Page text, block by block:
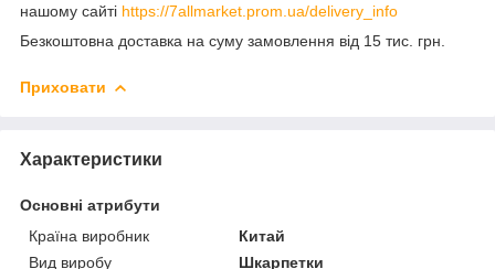
нашому сайті https://7allmarket.prom.ua/delivery_info
Безкоштовна доставка на суму замовлення від 15 тис. грн.
Приховати
Характеристики
Основні атрибути
Країна виробник
Китай
Вид виробу
Шкарпетки